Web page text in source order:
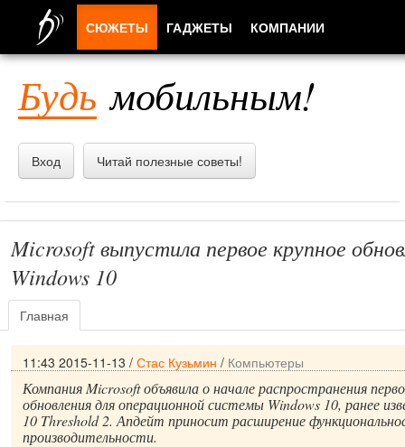
Будь мобильным!
Вход Читай полезные советы!
Microsoft выпустила первое крупное
Windows 10
Главная
11:43 2015-11-13 / Стас Кузьмин / Компьютеры
Компания Microsoft объявила о начале распространения
обновления для операционной системы Windows 10, ранее
10 Threshold 2. Апдейт приносит расширение
производительности.
СЮЖЕТЫ ГАДЖЕТЫ КОМПАНИИ
ПРИЛОЖЕНИЯ